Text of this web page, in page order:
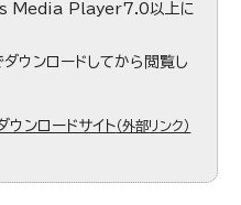
Media Player7.0以上に
ウンロードしてから閲覧し
ロードサイト（外部リンク）